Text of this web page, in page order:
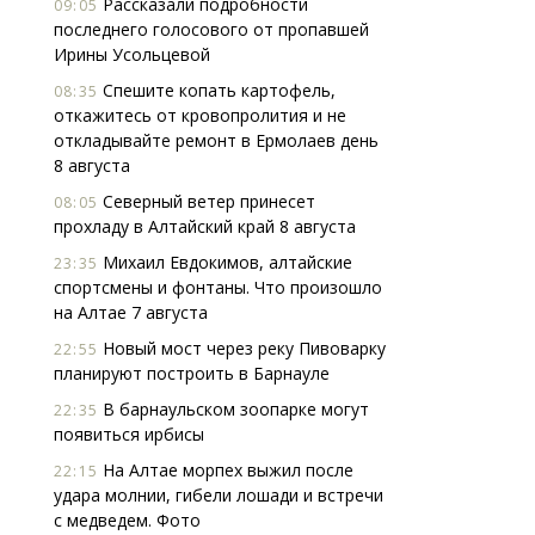
09:05
последнего голосового от пропавшей
Ирины Усольцевой
08:35 Спешите копать картофель,
откажитесь от кровопролития и не
откладывайте ремонт в Ермолаев день
8 августа
08:05 Северный ветер принесет
прохладу в Алтайский край 8 августа
23:35 Михаил Евдокимов, алтайские
спортсмены и фонтаны. Что произошло
на Алтае 7 августа
22:55 Новый мост через реку Пивоварку
планируют построить в Барнауле
22:35 В барнаульском зоопарке могут
появиться ирбисы
22:15 На Алтае морпех выжил после
удара молнии, гибели лошади и встречи
с медведем. Фото